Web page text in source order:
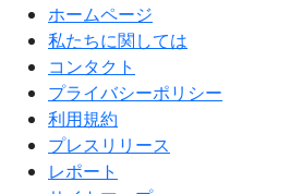
ホームページ
私たちに関しては
コンタクト
プライバシーポリシー
利用規約
プレスリリース
レポート